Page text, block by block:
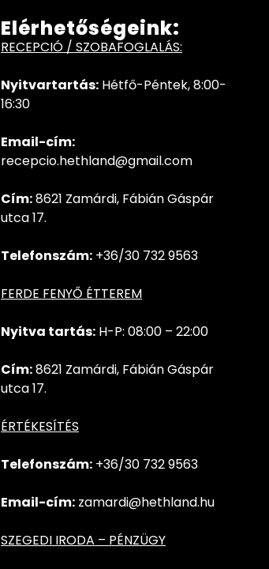
Elérhetőségeink:
RECEPCIÓ / SZOBAFOGLALÁS:
Nyitvartartás: Hétfő-Péntek, 8:00-
16:30
Email-cím:
recepcio.hethland@gmail.com
Cím:8621 Zamárdi, Fábián Gáspár
utca 17.
Telefonszám: +36/30 732 9563
FERDE FENYŐ ÉTTEREM
Nyitva tartás: H-P: 08:00 – 22:00
Cím:8621 Zamárdi, Fábián Gáspár
utca 17.
ÉRTÉKESÍTÉS
Telefonszám: +36/30 7329563
Email-cím: zamardi@hethland.hu
SZEGEDI IRODA – PÉNZÜGY